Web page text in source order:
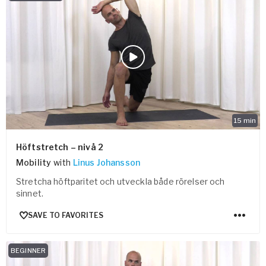
15 min
Höftstretch – nivå 2
Mobility with Linus Johansson
Stretcha höftparitet och utveckla både rörelser och
sinnet.
SAVE TO FAVORITES
BEGINNER